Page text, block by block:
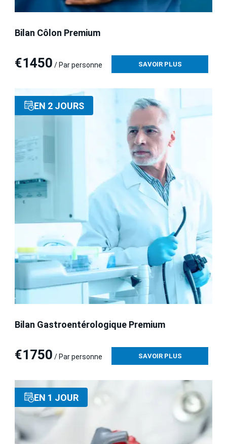
Bilan Côlon Premium
€1450 / Par personne SAVOIR PLUS
EN 2 JOURS
Bilan Gastroentérologique Premium
€1750 / Par personne SAVOIR PLUS
EN 1 JOUR